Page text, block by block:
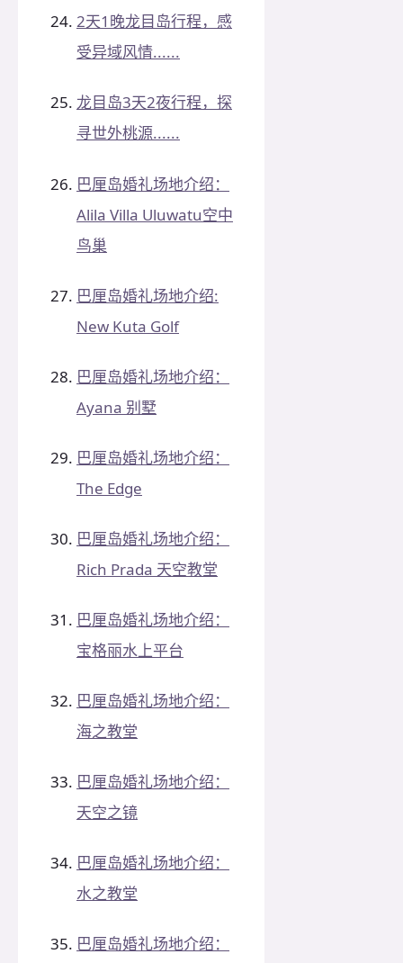
2天1晚龙目岛行程，感
受异域风情......
龙目岛3天2夜行程，探
寻世外桃源......
巴厘岛婚礼场地介绍：
Alila Villa Uluwatu空中
鸟巢
巴厘岛婚礼场地介绍:
New Kuta Golf
巴厘岛婚礼场地介绍：
Ayana 别墅
巴厘岛婚礼场地介绍：
The Edge
巴厘岛婚礼场地介绍：
Rich Prada 天空教堂
巴厘岛婚礼场地介绍：
宝格丽水上平台
巴厘岛婚礼场地介绍：
海之教堂
巴厘岛婚礼场地介绍：
天空之镜
巴厘岛婚礼场地介绍：
水之教堂
巴厘岛婚礼场地介绍：